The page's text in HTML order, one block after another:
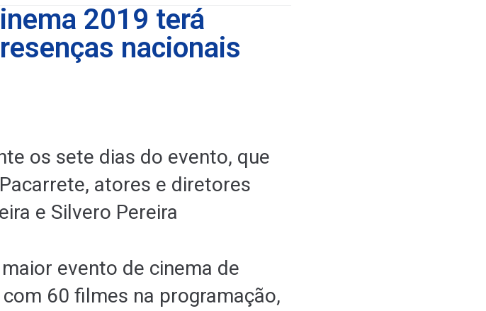
2019 terá
nacionais
os sete dias do evento, que
atores e diretores
e Silvero Pereira
evento de cinema de
60 filmes na programação,